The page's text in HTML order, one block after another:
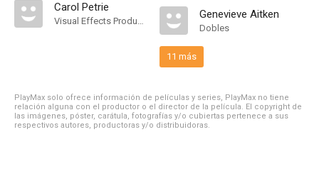
Carol Petrie
Visual Effects Producer
Genevieve Aitken
Dobles
11 más
PlayMax solo ofrece información de películas y series, PlayMax no tiene
relación alguna con el productor o el director de la película. El copyright de
las imágenes, póster, carátula, fotografías y/o cubiertas pertenece a sus
respectivos autores, productoras y/o distribuidoras.